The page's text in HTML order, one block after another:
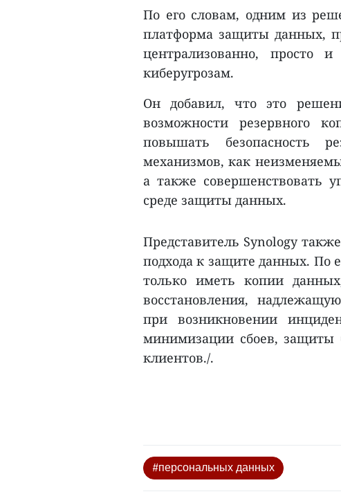
По его словам, одним из
платформа защиты данных,
централизованно, просто
киберугрозам.
Он добавил, что это
возможности резервного
повышать безопасность
механизмов, как
а также совершенствовать
среде защиты данных.
Представитель Synology
подхода к защите данных. По
только иметь копии
восстановления,
при возникновении
минимизации сбоев, защиты
клиентов./.
#персональных данных